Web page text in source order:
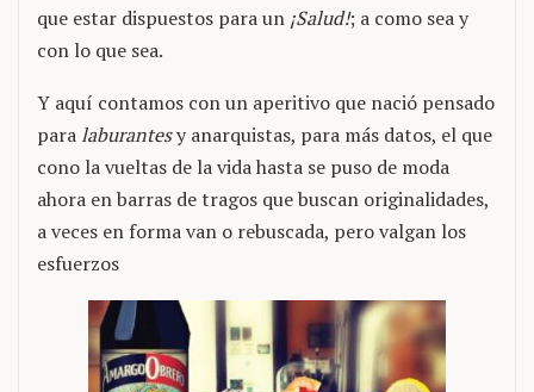
que estar dispuestos para un ¡Salud!; a como sea y
con lo que sea.
Y aquí contamos con un aperitivo que nació pensado
paralaburantesy anarquistas, para más datos, el que
cono la vueltas de la vida hasta se puso de moda
ahora en barras de tragos que buscan originalidades,
a veces en forma van o rebuscada, pero valgan los
esfuerzos